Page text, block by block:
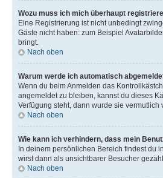
Wozu muss ich mich überhaupt
Eine Registrierung ist nicht unbedingt
Gäste nicht haben: zum Beispiel
bringt.
Nach oben
Warum werde ich automatisch
Wenn du beim Anmelden das
angemeldet zu bleiben, kannst du dieses
Verfügung steht, dann wurde sie
Nach oben
Wie kann ich verhindern, dass mein
In deinem persönlichen Bereich findest du
wirst dann als unsichtbarer Besucher
Nach oben